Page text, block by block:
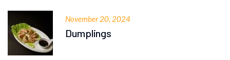
November 20, 2024
Dumplings